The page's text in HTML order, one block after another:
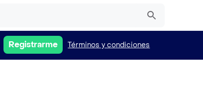
Registrarme Términos y condiciones